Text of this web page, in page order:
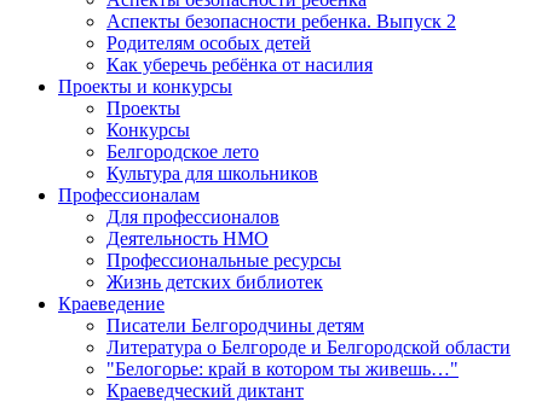
Аспекты безопасности ребенка. Выпуск 2
Родителям особых детей
Как уберечь ребёнка от насилия
Проекты и конкурсы
Проекты
Конкурсы
Белгородское лето
Культура для школьников
Профессионалам
Для профессионалов
Деятельность НМО
Профессиональные ресурсы
Жизнь детских библиотек
Краеведение
Писатели Белгородчины детям
Литература о Белгороде и Белгородской области
"Белогорье: край в котором ты живешь…"
Краеведческий диктант